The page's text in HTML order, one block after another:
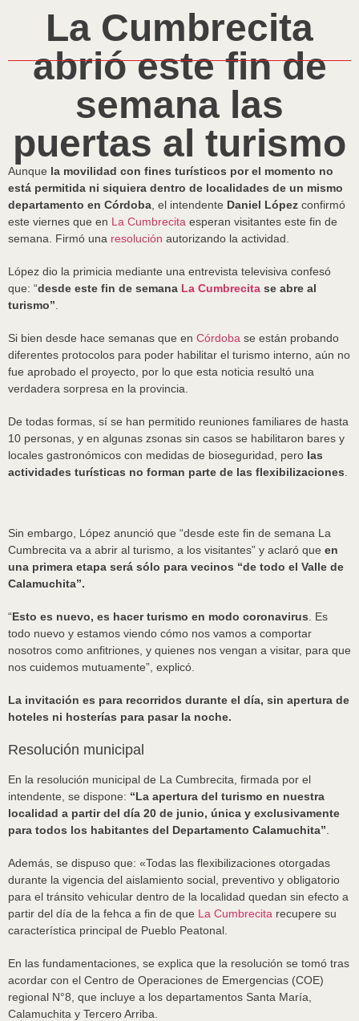
La Cumbrecita
abrió este fin de
semana las
puertas al turismo
Aunque la movilidad con fines turísticos por el momento no
está permitida ni siquiera dentro de localidades de un mismo
departamento en Córdoba , el intendente Daniel López confirmó
este viernes que en La Cumbrecita esperan visitantes este fin de
semana. Firmó una resolución autorizando la actividad.
López dio la primicia mediante una entrevista televisiva confesó
que: “desde este fin de semana La Cumbrecita se abre al
turismo”
Si bien desde hace semanas que en Córdoba se están probando
diferentes protocolos para poder habilitar el turismo interno, aún no
fue aprobado el proyecto, por lo que esta noticia resultó una
verdadera sorpresa en la provincia.
De todas formas, sí se han permitido reuniones familiares de hasta
10 personas, y en algunas zsonas sin casos se habilitaron bares y
locales gastronómicos con medidas de bioseguridad, pero las
actividades turísticas no forman parte de las flexibilizaciones
Sin embargo, López anunció que “desde este fin de semana La
Cumbrecita va a abrir al turismo, a los visitantes” y aclaró que en
una primera etapa será sólo para vecinos “de todo el Valle de
Calamuchita”.
“Esto es nuevo, es hacer turismo en modo coronavirus . Es
todo nuevo y estamos viendo cómo nos vamos a comportar
nosotros como anfitriones, y quienes nos vengan a visitar, para que
nos cuidemos mutuamente”, explicó.
La invitación es para recorridos durante el día, sin apertura de
hoteles ni hosterías para pasar la noche.
Resolución municipal
En la resolución municipal de La Cumbrecita, firmada por el
intendente, se dispone: “La apertura del turismo en nuestra
localidad a partir del día 20 de junio, única y exclusivamente
para todos los habitantes del Departamento Calamuchita”
Además, se dispuso que: «Todas las flexibilizaciones otorgadas
durante la vigencia del aislamiento social, preventivo y obligatorio
para el tránsito vehicular dentro de la localidad quedan sin efecto a
partir del día de la fehca a fin de que La Cumbrecita recupere su
característica principal de Pueblo Peatonal.
En las fundamentaciones, se explica que la resolución se tomó tras
acordar con el Centro de Operaciones de Emergencias (COE)
regional N°8, que incluye a los departamentos Santa María,
Calamuchita y Tercero Arriba.